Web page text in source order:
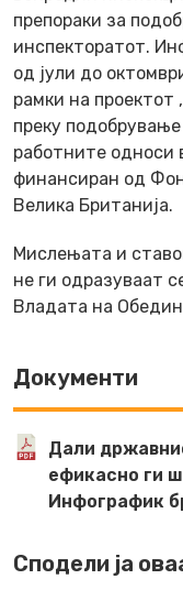
препораки за
инспекторатот.
од јули до
рамки на проектот
преку
работните односи
финансиран од
Велика Британија.
Мислењата и
не ги одразуваат
Владата на
Документи
Дали
ефикасно ги
Инфографик
Сподели ја